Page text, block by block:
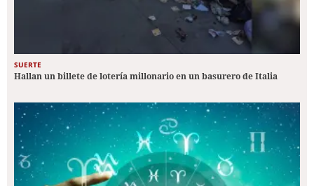
SUERTE
Hallan un billete de lotería millonario en un basurero de Italia